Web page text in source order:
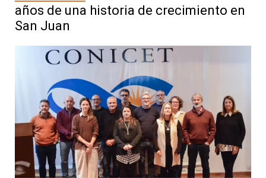
años de una historia de crecimiento en
San Juan